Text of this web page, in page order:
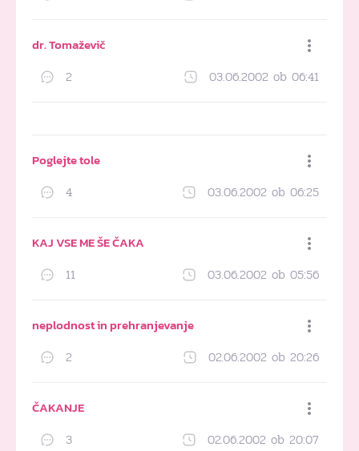
dr. Tomaževič
2 03.06.2002 ob 06:41
Poglejte tole
4 03.06.2002 ob 06:25
KAJ VSE ME ŠE ČAKA
11 03.06.2002 ob 05:56
neplodnost in prehranjevanje
2 02.06.2002 ob 20:26
ČAKANJE
3 02.06.2002 ob 20:07